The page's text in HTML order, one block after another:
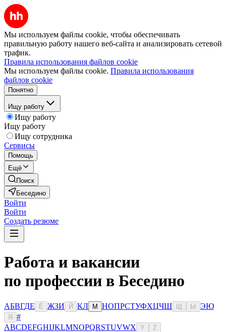
Мы используем файлы cookie, чтобы обеспечивать
правильную работу нашего веб-сайта и анализировать сетевой
трафик.
Правила использования файлов cookie
Мы используем файлы cookie. Правила использования
файлов cookie
Понятно
Ищу работу
Ищу работу
Ищу работу
Ищу сотрудника
Сервисы
Помощь
Ещё
Поиск
Беседино
Войти
Войти
Создать резюме
Работа и вакансии
по профессии в Беседино
АБВГДЕ Ё ЖЗИ Й КЛ М НОПРСТУФХЦЧШ Ы ЭЮ
Я
#
ABCDEFGHIJKLMNOPQRSTUVWX Y Z